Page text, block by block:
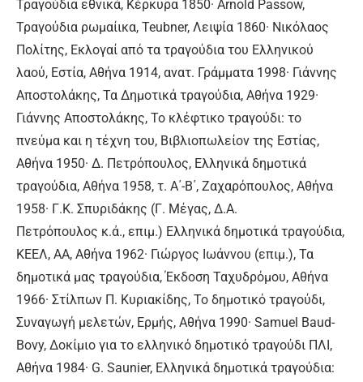
Τραγούδια εθνικά, Κέρκυρα 1850· Arnold Passow,
Τραγούδια ρωμαίικα, Teubner, Λειψία 1860· Νικόλαος
Πολίτης, Εκλογαί από τα τραγούδια του Ελληνικού
λαού, Εστία, Αθήνα 1914, ανατ. Γράμματα 1998· Γιάννης
Αποστολάκης, Τα Δημοτικά τραγούδια, Αθήνα 1929·
Γιάννης Αποστολάκης, Το κλέφτικο τραγούδι: το
πνεύμα και η τέχνη του, Βιβλιοπωλείον της Εστίας,
Αθήνα 1950· Δ. Πετρόπουλος, Ελληνικά δημοτικά
τραγούδια, Αθήνα 1958, τ. Α΄-Β΄, Ζαχαρόπουλος, Αθήνα
1958· Γ.Κ. Σπυριδάκης (Γ. Μέγας, Δ.Α.
Πετρόπουλος κ.ά., επιμ.) Ελληνικά δημοτικά τραγούδια,
ΚΕΕΛ, ΑΑ, Αθήνα 1962· Γιώργος Ιωάννου (επιμ.), Τα
δημοτικά μας τραγούδια, Έκδοση Ταχυδρόμου, Αθήνα
1966· Στίλπων Π. Κυριακίδης, Το δημοτικό τραγούδι,
Συναγωγή μελετών, Ερμής, Αθήνα 1990· Samuel Baud-
Bovy, Δοκίμιο για το ελληνικό δημοτικό τραγούδι ΠΛΙ,
Αθήνα 1984· G. Saunier, Ελληνικά δημοτικά τραγούδια: